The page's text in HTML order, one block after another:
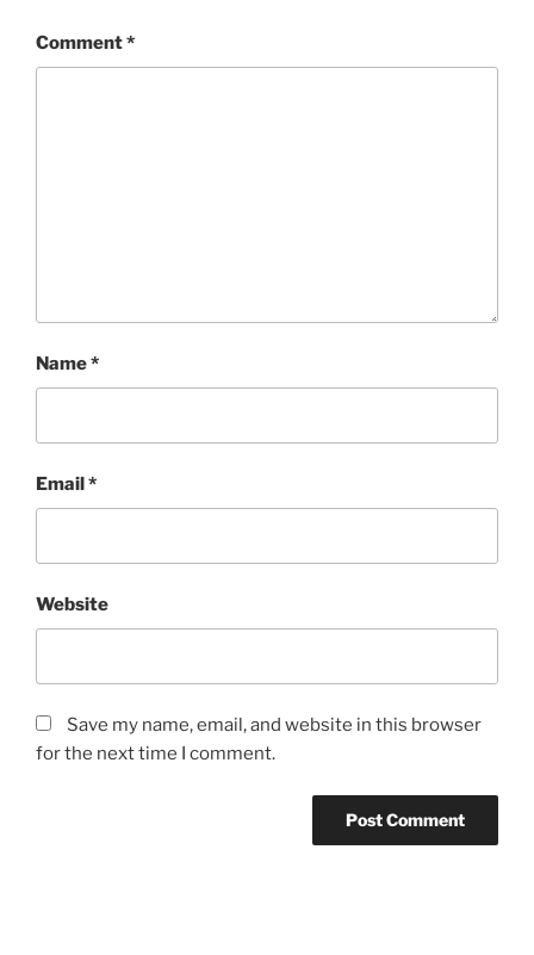
Comment*
Name*
Email *
Website
Save my name, email, and website in this browser
for the next time I comment.